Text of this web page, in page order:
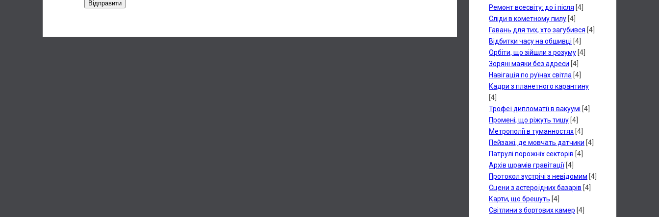
Відправити
Ремонт всесвіту: до і після [4]
Сліди в кометному пилу [4]
Гавань для тих, хто загубився [4]
Відбитки часу на обшивці [4]
Орбіти, що зійшли з розуму [4]
Зоряні маяки без адреси [4]
Навігація по руїнах світла [4]
Кадри з планетного карантину
[4]
Трофеї дипломатії в вакуумі [4]
Промені, що ріжуть тишу [4]
Метрополії в туманностях [4]
Пейзажі, де мовчать датчики [4]
Патрулі порожніх секторів [4]
Архів шрамів гравітації [4]
Протокол зустрічі з невідомим [4]
Сцени з астероїдних базарів [4]
Карти, що брешуть [4]
Світлини з бортових камер [4]